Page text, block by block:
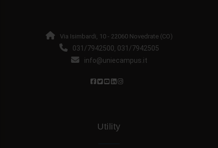
Via Isimbardi, 10 - 22060 Novedrate (CO)
031/7942500, 031/7942505
info@uniecampus.it
Utility